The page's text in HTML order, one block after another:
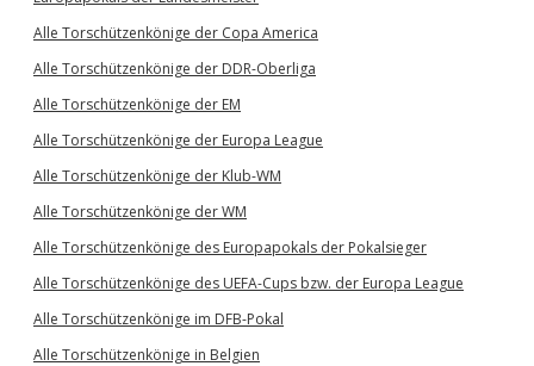
Alle Torschützenkönige der Copa America
Alle Torschützenkönige der DDR-Oberliga
Alle Torschützenkönige der EM
Alle Torschützenkönige der Europa League
Alle Torschützenkönige der Klub-WM
Alle Torschützenkönige der WM
Alle Torschützenkönige des Europapokals der Pokalsieger
Alle Torschützenkönige des UEFA-Cups bzw. der Europa League
Alle Torschützenkönige im DFB-Pokal
Alle Torschützenkönige in Belgien